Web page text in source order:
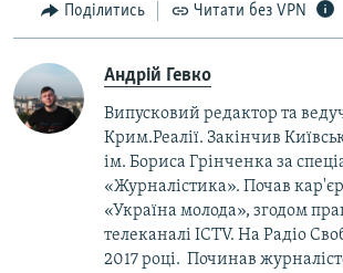
Поділитись Читати без VPN
Андрій Гевко
Випусковий редактор та
Крим.Реалії. Закінчив
ім. Бориса Грінченка за
«Журналістика». Почав
«Україна молода», згодом
телеканалі ICTV. На Радіо
2017 році. Починав